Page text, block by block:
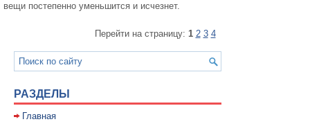
вещи постепенно умень­шится и исчезнет.
Перейти на страницу: 1 2 3 4
РАЗДЕЛЫ
Главная